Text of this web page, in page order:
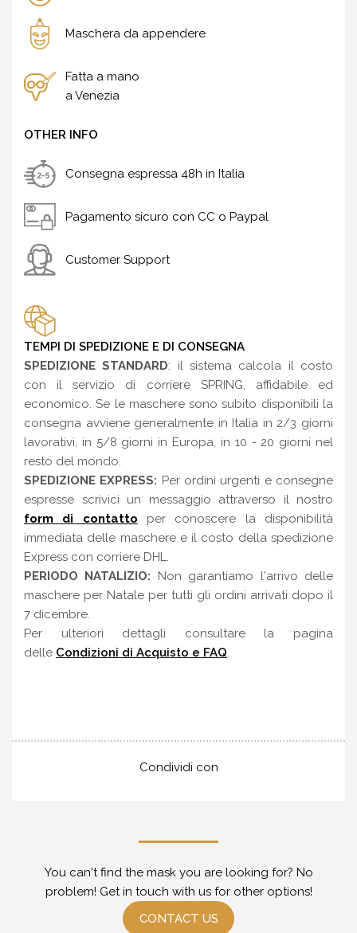
Maschera da appendere
Fatta a mano
a Venezia
OTHER INFO
Consegna espressa 48h in Italia
Pagamento sicuro con CC o Paypal
Customer Support
TEMPI DI SPEDIZIONE E DI CONSEGNA
SPEDIZIONE STANDARD: il sistema calcola il costo
con il servizio di corriere SPRING, affidabile ed
economico. Se le maschere sono subito disponibili la
consegna avviene generalmente in Italia in 2/3 giorni
lavorativi, in 5/8 giorni in Europa, in 10 - 20 giorni nel
resto del mondo.
SPEDIZIONE EXPRESS: Per ordini urgenti e consegne
espresse scrivici un messaggio attraverso il nostro
form di contatto per conoscere la disponibilità
immediata delle maschere e il costo della spedizione
Express con corriere DHL.
PERIODO NATALIZIO: Non garantiamo l'arrivo delle
maschere per Natale per tutti gli ordini arrivati dopo il
7 dicembre.
Per ulteriori dettagli consultare la pagina
delle Condizioni di Acquisto e FAQ.
Condividi con
You can't find the mask you are looking for? No
problem! Get in touch with us for other options!
CONTACT US